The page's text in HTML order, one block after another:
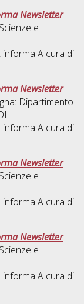
Newsletter
e
informa A cura di:
Newsletter
Dipartimento
informa A cura di:
Newsletter
e
informa A cura di:
Newsletter
e
informa A cura di: